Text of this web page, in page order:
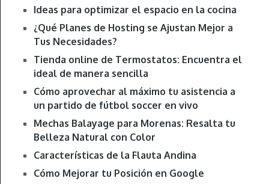
Ideas para optimizar el espacio en la cocina
¿Qué Planes de Hosting se Ajustan Mejor a
Tus Necesidades?
Tienda online de Termostatos: Encuentra el
ideal de manera sencilla
Cómo aprovechar al máximo tu asistencia a
un partido de fútbol soccer en vivo
Mechas Balayage para Morenas: Resalta tu
Belleza Natural con Color
Características de la Flauta Andina
Cómo Mejorar tu Posición en Google